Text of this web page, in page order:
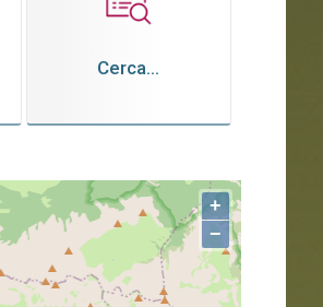
Cerca...
+
−